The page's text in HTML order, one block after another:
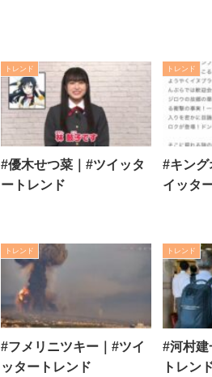
トレンド
#優木せつ菜｜#ツイッタ
ートレンド
トレンド
#キング
イッタ
トレンド
#フメリニツキー｜#ツイ
ッタートレンド
トレンド
#河村建
トレン